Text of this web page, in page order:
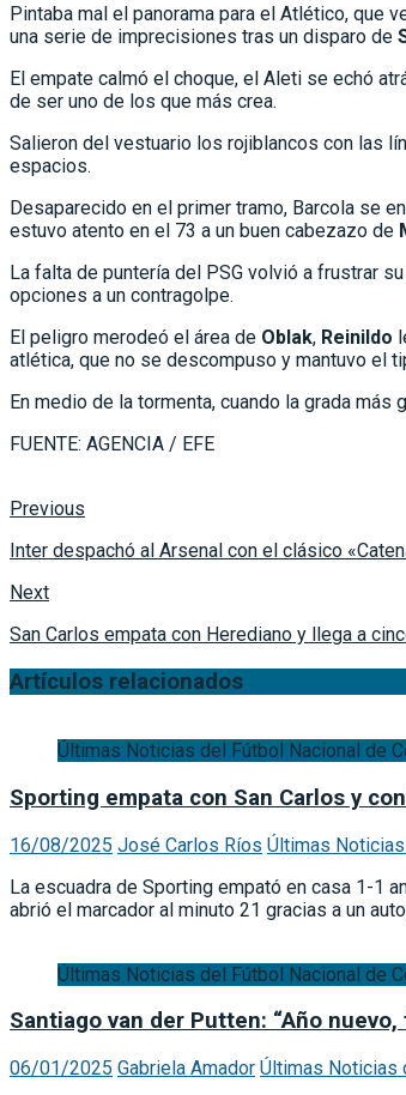
Pintaba mal el panorama para el Atlético, que
una serie de imprecisiones tras un disparo de
El empate calmó el choque, el Aleti se echó
de ser uno de los que más crea.
Salieron del vestuario los rojiblancos con las
espacios.
Desaparecido en el primer tramo, Barcola se
estuvo atento en el 73 a un buen cabezazo de
La falta de puntería del PSG volvió a frustrar
opciones a un contragolpe.
El peligro merodeó el área de Oblak, Reinildo
atlética, que no se descompuso y mantuvo el
En medio de la tormenta, cuando la grada
FUENTE: AGENCIA / EFE
Previous
Inter despachó al Arsenal con el clásico
Next
San Carlos empata con Herediano y llega a
Artículos relacionados
Últimas Noticias del Fútbol Nacional de
Sporting empata con San Carlos y
16/08/2025 José Carlos Ríos Últimas
La escuadra de Sporting empató en casa 1-1
abrió el marcador al minuto 21 gracias a un
Últimas Noticias del Fútbol Nacional de
Santiago van der Putten: “Año
06/01/2025 Gabriela Amador Últimas Noticias